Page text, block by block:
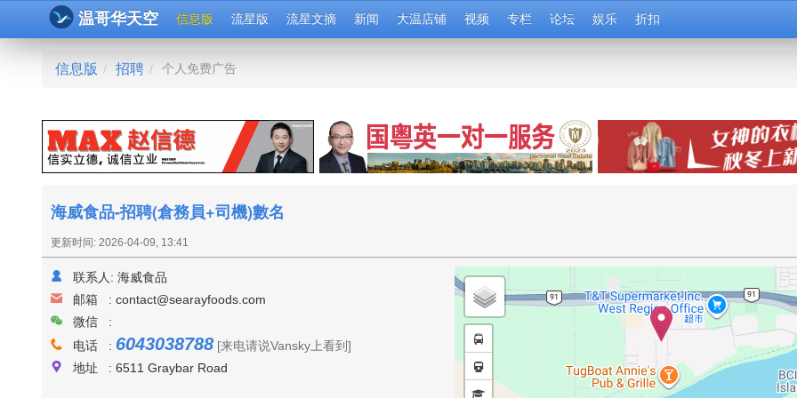
温哥华天空 信息版 流星版 流星文摘 新闻 大温店铺 视频 专栏 论坛 娱乐 折扣
信息版 / 招聘 / 个人免费广告
海威食品-招聘(倉務員+司機)數名
更新时间: 2026-04-09, 13:41
联系人: 海威食品
邮箱 : contact@searayfoods.com
微信 :
电话 : 6043038788 [来电请说Vansky上看到]
地址 : 6511 Graybar Road